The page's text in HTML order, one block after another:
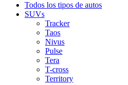
Todos los tipos de autos
SUVs
Tracker
Taos
Nivus
Pulse
Tera
T-cross
Territory